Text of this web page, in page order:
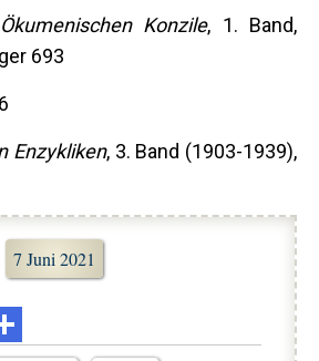
Konzile, 1. Band,
693
Enzykliken, 3. Band (1903-1939),
7 Juni 2021